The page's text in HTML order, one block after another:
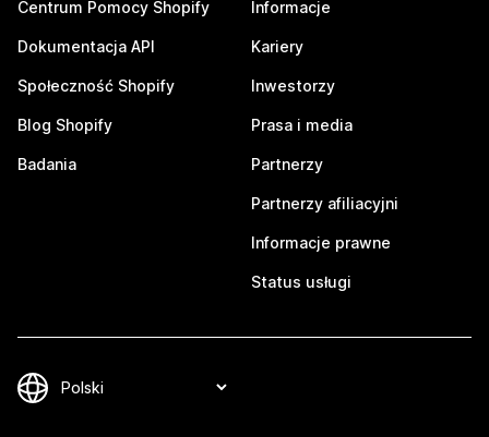
Centrum Pomocy Shopify
Dokumentacja API
Społeczność Shopify
Blog Shopify
Badania
Informacje
Kariery
Inwestorzy
Prasa i media
Partnerzy
Partnerzy afiliacyjni
Informacje prawne
Status usługi